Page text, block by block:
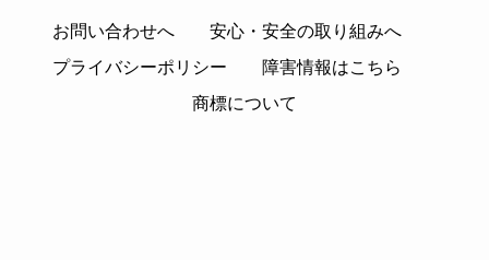
お問い合わせへ
安心・安全の取り組みへ
プライバシーポリシー
障害情報はこちら
商標について